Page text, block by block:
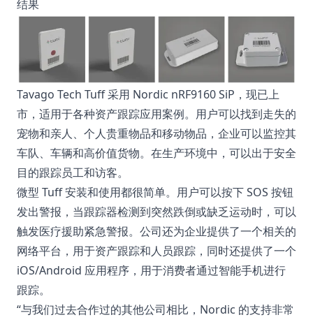
结果
Tavago Tech Tuff 采用 Nordic nRF9160 SiP，现已上
市，适用于各种资产跟踪应用案例。用户可以找到走失的
宠物和亲人、个人贵重物品和移动物品，企业可以监控其
车队、车辆和高价值货物。在生产环境中，可以出于安全
目的跟踪员工和访客。
微型 Tuff 安装和使用都很简单。用户可以按下 SOS 按钮
发出警报，当跟踪器检测到突然跌倒或缺乏运动时，可以
触发医疗援助紧急警报。公司还为企业提供了一个相关的
网络平台，用于资产跟踪和人员跟踪，同时还提供了一个
iOS/Android 应用程序，用于消费者通过智能手机进行
跟踪。
“与我们过去合作过的其他公司相比，Nordic 的支持非常